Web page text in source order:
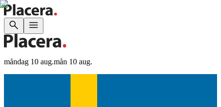
måndag 10 aug.mån 10 aug.